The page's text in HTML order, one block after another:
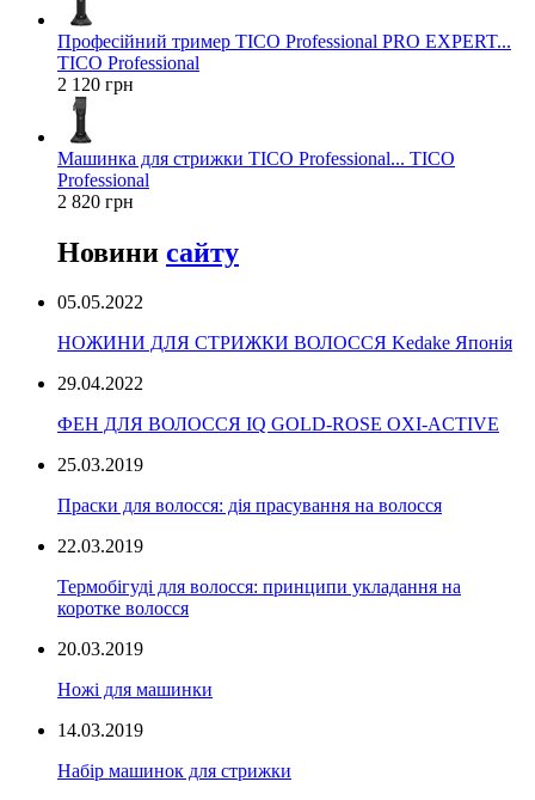
Професійний тример TICO Professional PRO EXPERT...
TICO Professional
2 120 грн
Машинка для стрижки TICO Professional... TICO
Professional
2 820 грн
Новини сайту
05.05.2022
НОЖИНИ ДЛЯ СТРИЖКИ ВОЛОССЯ Kedake Японія
29.04.2022
ФЕН ДЛЯ ВОЛОССЯ IQ GOLD-ROSE OXI-ACTIVE
25.03.2019
Праски для волосся: дія прасування на волосся
22.03.2019
Термобігуді для волосся: принципи укладання на
коротке волосся
20.03.2019
Ножі для машинки
14.03.2019
Набір машинок для стрижки